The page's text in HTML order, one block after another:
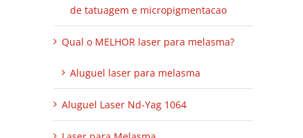
de tatuagem e micropigmentacao
Qual o MELHOR laser para melasma?
Aluguel laser para melasma
Aluguel Laser Nd-Yag 1064